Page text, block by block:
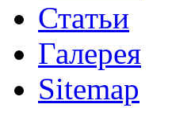
Стaтьи
Галерея
Sitemap